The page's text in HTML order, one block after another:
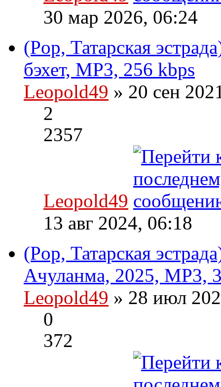
30 мар 2026, 06:24
(Pop, Татарская
бэхет, MP3, 256 kbps
Leopold49 » 20 сен
2
2357
Leopold49
13 авг 2024, 06:18
(Pop, Татарская
Ачуланма, 2025, MP3,
Leopold49 » 28 июл
0
372